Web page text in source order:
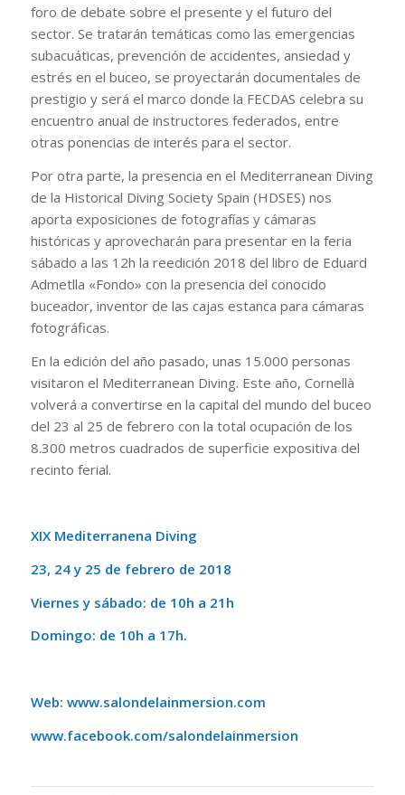
foro de debate sobre el presente y el futuro del
sector. Se tratarán temáticas como las emergencias
subacuáticas, prevención de accidentes, ansiedad y
estrés en el buceo, se proyectarán documentales de
prestigio y será el marco donde la FECDAS celebra su
encuentro anual de instructores federados, entre
otras ponencias de interés para el sector.
Por otra parte, la presencia en el Mediterranean Diving
de la Historical Diving Society Spain (HDSES) nos
aporta exposiciones de fotografías y cámaras
históricas y aprovecharán para presentar en la feria
sábado a las 12h la reedición 2018 del libro de Eduard
Admetlla «Fondo» con la presencia del conocido
buceador, inventor de las cajas estanca para cámaras
fotográficas.
En la edición del año pasado, unas 15.000 personas
visitaron el Mediterranean Diving. Este año, Cornellà
volverá a convertirse en la capital del mundo del buceo
del 23 al 25 de febrero con la total ocupación de los
8.300 metros cuadrados de superficie expositiva del
recinto ferial.
XIX Mediterranena Diving
23, 24 y 25 de febrero de 2018
Viernes y sábado: de 10h a 21h
Domingo: de 10h a 17h.
Web: www.salondelainmersion.com
www.facebook.com/salondelainmersion